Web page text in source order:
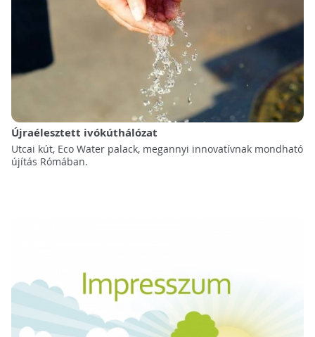
Újraélesztett ivókúthálózat
Utcai kút, Eco Water palack, megannyi innovatívnak mondható
újítás Rómában.